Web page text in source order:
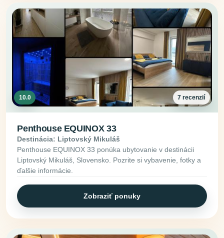
10.0 7 recenzií
Penthouse EQUINOX 33
Destinácia: Liptovský Mikuláš
Penthouse EQUINOX 33 ponúka ubytovanie v destinácii
Liptovský Mikuláš, Slovensko. Pozrite si vybavenie, fotky a
ďalšie informácie.
Zobraziť ponuky